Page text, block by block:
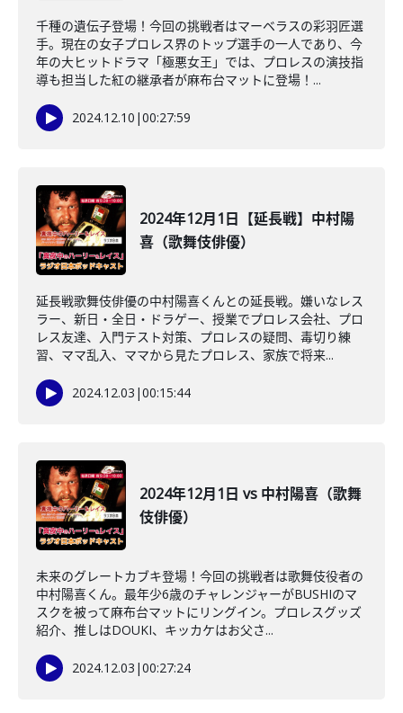
千種の遺伝子登場！今回の挑戦者はマーベラスの彩羽匠選
手。現在の女子プロレス界のトップ選手の一人であり、今
年の大ヒットドラマ「極悪女王」では、プロレスの演技指
導も担当した紅の継承者が麻布台マットに登場！...
2024.12.10 |00:27:59
2024年12月1日【延長戦】中村陽
喜（歌舞伎俳優）
延長戦歌舞伎俳優の中村陽喜くんとの延長戦。嫌いなレス
ラー、新日・全日・ドラゲー、授業でプロレス会社、プロ
レス友達、入門テスト対策、プロレスの疑問、毒切り練
習、ママ乱入、ママから見たプロレス、家族で将来...
2024.12.03 |00:15:44
2024年12月1日 vs 中村陽喜（歌舞
伎俳優）
未来のグレートカブキ登場！今回の挑戦者は歌舞伎役者の
中村陽喜くん。最年少6歳のチャレンジャーがBUSHIのマ
スクを被って麻布台マットにリングイン。プロレスグッズ
紹介、推しはDOUKI、キッカケはお父さ...
2024.12.03 |00:27:24